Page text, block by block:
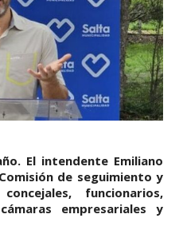
El intendente Emiliano
de seguimiento y
funcionarios,
empresariales y